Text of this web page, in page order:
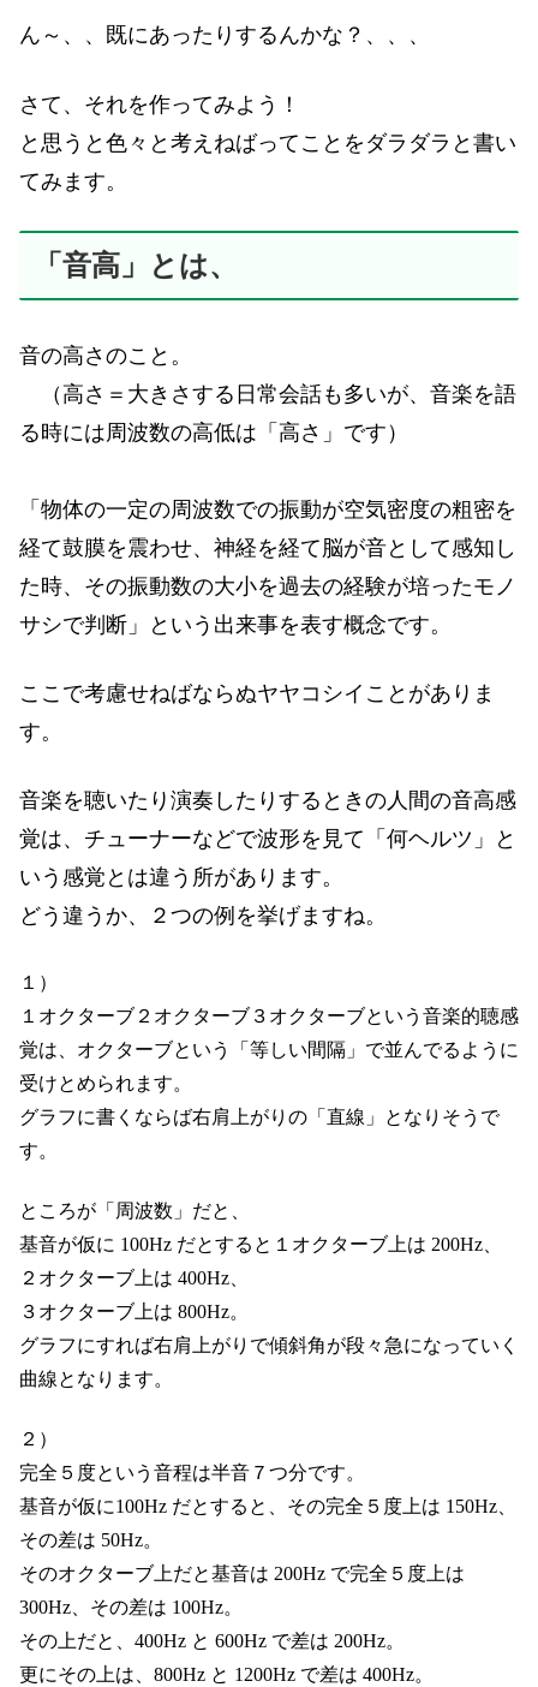
ん～、、既にあったりするんかな？、、、
さて、それを作ってみよう！
と思うと色々と考えねばってことをダラダラと書い
てみます。
「音高」とは、
音の高さのこと。
（高さ＝大きさする日常会話も多いが、音楽を語
る時には周波数の高低は「高さ」です）
「物体の一定の周波数での振動が空気密度の粗密を
経て鼓膜を震わせ、神経を経て脳が音として感知し
た時、その振動数の大小を過去の経験が培ったモノ
サシで判断」という出来事を表す概念です。
ここで考慮せねばならぬヤヤコシイことがありま
す。
音楽を聴いたり演奏したりするときの人間の音高感
覚は、チューナーなどで波形を見て「何ヘルツ」と
いう感覚とは違う所があります。
どう違うか、２つの例を挙げますね。
１）
１オクターブ２オクターブ３オクターブという音楽的聴感
覚は、オクターブという「等しい間隔」で並んでるように
受けとめられます。
グラフに書くならば右肩上がりの「直線」となりそうで
す。
ところが「周波数」だと、
基音が仮に 100Hz だとすると１オクターブ上は 200Hz、
２オクターブ上は 400Hz、
３オクターブ上は 800Hz。
グラフにすれば右肩上がりで傾斜角が段々急になっていく
曲線となります。
２）
完全５度という音程は半音７つ分です。
基音が仮に100Hz だとすると、その完全５度上は 150Hz、
その差は 50Hz。
そのオクターブ上だと基音は 200Hz で完全５度上は
300Hz、その差は 100Hz。
その上だと、400Hz と 600Hz で差は 200Hz。
更にその上は、800Hz と 1200Hz で差は 400Hz。